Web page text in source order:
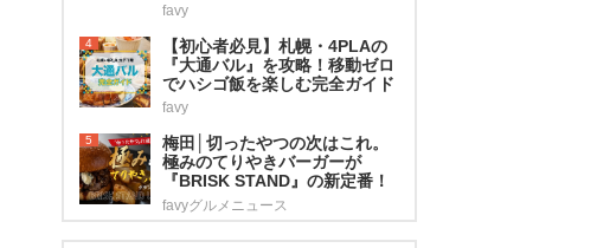
favy
4
【初心者必見】札幌・4PLAの
『大通バル』を攻略！移動ゼロ
でハシゴ飯を楽しむ完全ガイド
favy
5
梅田│切ったやつの次はこれ。
極みのてりやきバーガーが
『BRISK STAND』の新定番！
favyグルメニュース